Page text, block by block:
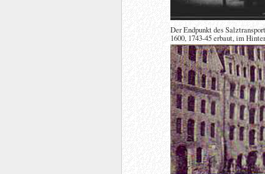
Der Endpunkt des
1600, 1743-45 erbaut, im